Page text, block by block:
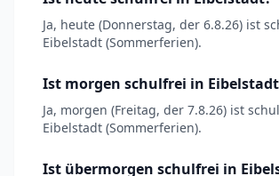
Ja, heute (Donnerstag, der 6.8.26) ist
Eibelstadt (Sommerferien).
Ist morgen schulfrei in
Ja, morgen (Freitag, der 7.8.26) ist
Eibelstadt (Sommerferien).
Ist übermorgen schulfrei in